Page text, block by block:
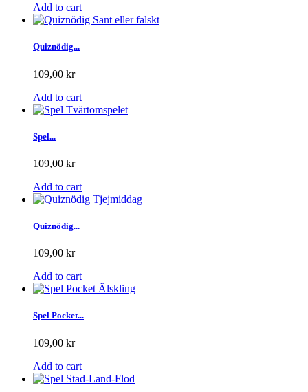
Add to cart
Quiznödig...
109,00 kr
Add to cart
Spel...
109,00 kr
Add to cart
Quiznödig...
109,00 kr
Add to cart
Spel Pocket...
109,00 kr
Add to cart